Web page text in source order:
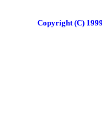
Copyright (C)